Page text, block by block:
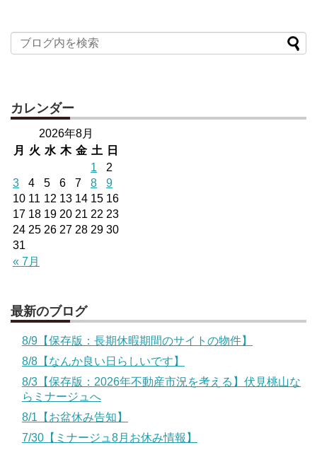
カレンダー
2026年8月
月
火 水 木 金 土 日
« 7月
1
2
3
4 5 6 7 8
9
10 11 12 13 14 15 16
17 18 19 20 21 22 23
24 25 26 27 28 29 30
31
最新のブログ
8/9【保存版：長期休暇期間のサイトの物件】
8/8【なんか良い日らしいです】
8/3【保存版：2026年不動産市況を考える】伏見桃山な
らミナージュへ
8/1【お盆休み告知】
7/30【ミナージュ8月お休み情報】